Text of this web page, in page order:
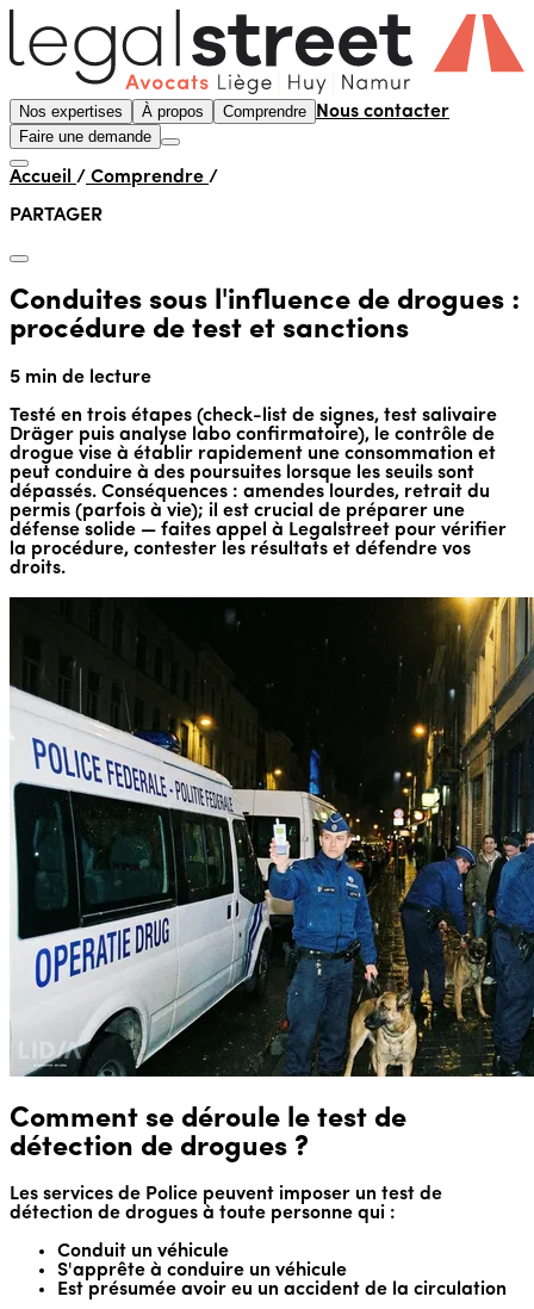
Nos expertises À propos Comprendre Nous contacter
Faire une demande
Accueil / Comprendre /
PARTAGER
Conduites sous l'influence de drogues :
procédure de test et sanctions
5 min de lecture
Testé en trois étapes (check-list de signes, test salivaire
Dräger puis analyse labo confirmatoire), le contrôle de
drogue vise à établir rapidement une consommation et
peut conduire à des poursuites lorsque les seuils sont
dépassés. Conséquences : amendes lourdes, retrait du
permis (parfois à vie); il est crucial de préparer une
défense solide — faites appel à Legalstreet pour vérifier
la procédure, contester les résultats et défendre vos
droits.
Comment se déroule le test de
détection de drogues ?
Les services de Police peuvent imposer un test de
détection de drogues à toute personne qui :
Conduit un véhicule
S'apprête à conduire un véhicule
Est présumée avoir eu un accident de la circulation